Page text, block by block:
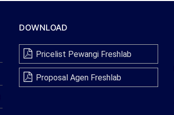
DOWNLOAD
Pricelist Pewangi Freshlab
Proposal Agen Freshlab